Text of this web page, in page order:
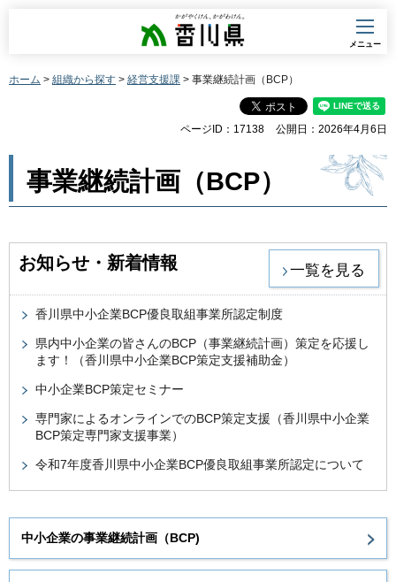
香川県
メニュー
ホーム > 組織から探す > 経営支援課 > 事業継続計画（BCP）
ページID：17138 公開日：2026年4月6日
事業継続計画（BCP）
お知らせ・新着情報 一覧を見る
香川県中小企業BCP優良取組事業所認定制度
県内中小企業の皆さんのBCP（事業継続計画）策定を応援し
ます！（香川県中小企業BCP策定支援補助金）
中小企業BCP策定セミナー
専門家によるオンラインでのBCP策定支援（香川県中小企業
BCP策定専門家支援事業）
令和7年度香川県中小企業BCP優良取組事業所認定について
中小企業の事業継続計画（BCP)